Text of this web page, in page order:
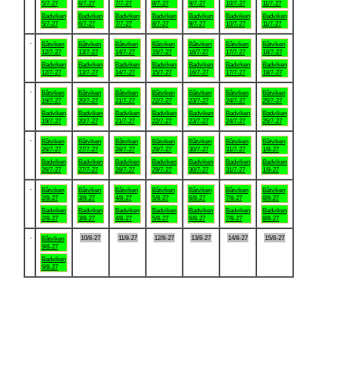
5/7-27
Badviken
5/7-27
6/7-27
Badviken
6/7-27
7/7-27
Badviken
7/7-27
8/7-27
Badviken
8/7-27
9/7-27
Badviken
9/7-27
10/7-27
Badviken
10/7-27
11/7-27
Badviken
11/7-27
Båtviken
12/7-27
Badviken
12/7-27
Båtviken
13/7-27
Badviken
13/7-27
Båtviken
14/7-27
Badviken
14/7-27
Båtviken
15/7-27
Badviken
15/7-27
Båtviken
16/7-27
Badviken
16/7-27
Båtviken
17/7-27
Badviken
17/7-27
Båtviken
18/7-27
Badviken
18/7-27
Båtviken
19/7-27
Badviken
19/7-27
Båtviken
20/7-27
Badviken
20/7-27
Båtviken
21/7-27
Badviken
21/7-27
Båtviken
22/7-27
Badviken
22/7-27
Båtviken
23/7-27
Badviken
23/7-27
Båtviken
24/7-27
Badviken
24/7-27
Båtviken
25/7-27
Badviken
25/7-27
Båtviken
26/7-27
Badviken
26/7-27
Båtviken
27/7-27
Badviken
27/7-27
Båtviken
28/7-27
Badviken
28/7-27
Båtviken
29/7-27
Badviken
29/7-27
Båtviken
30/7-27
Badviken
30/7-27
Båtviken
31/7-27
Badviken
31/7-27
Båtviken
1/8-27
Badviken
1/8-27
Båtviken
2/8-27
Badviken
2/8-27
Båtviken
3/8-27
Badviken
3/8-27
Båtviken
4/8-27
Badviken
4/8-27
Båtviken
5/8-27
Badviken
5/8-27
Båtviken
6/8-27
Badviken
6/8-27
Båtviken
7/8-27
Badviken
7/8-27
Båtviken
8/8-27
Badviken
8/8-27
Båtviken
9/8-27
Badviken
9/8-27
10/8-27 11/8-27 12/8-27 13/8-27 14/8-27 15/8-27